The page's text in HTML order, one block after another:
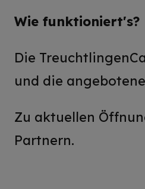
Wie funktioniert's?
Die
und die
Zu aktuellen
Partnern.